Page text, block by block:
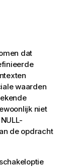
dat
waarden
niet
NULL-
de opdracht